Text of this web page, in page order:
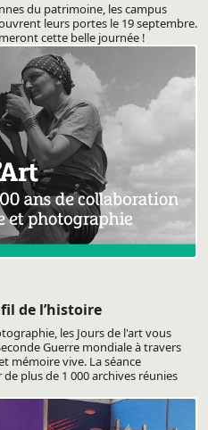
du patrimoine, les campus
leurs portes le 19 septembre.
cette belle journée !
de l’histoire
les Jours de l'art vous
Guerre mondiale à travers
mémoire vive. La séance
plus de 1 000 archives réunies